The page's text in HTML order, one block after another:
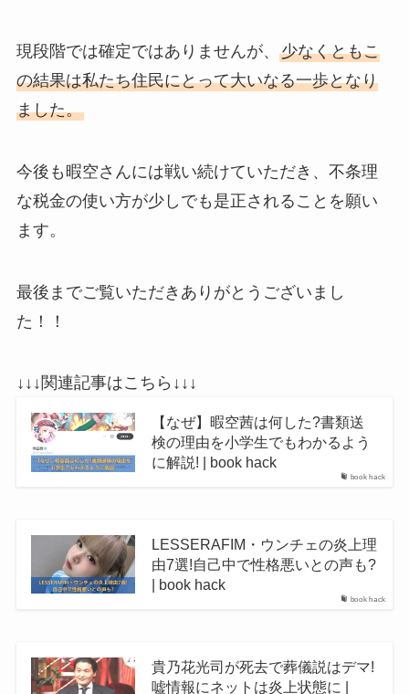
現段階では確定ではありませんが、 少なくともこ
の結果は私たち住民にとって大いなる一歩となり
ました。
今後も暇空さんには戦い続けていただき、不条理
な税金の使い方が少しでも是正されることを願い
ます。
最後までご覧いただきありがとうございまし
た！！
↓↓↓関連記事はこちら↓↓↓
book hack
【なぜ】暇空茜は何した?書類送
検の理由を小学生でもわかるよう
に解説! | book hack
book hack
LESSERAFIM・ウンチェの炎上理
由7選!自己中で性格悪いとの声も?
| book hack
貴乃花光司が死去で葬儀説はデマ!
嘘情報にネットは炎上状態に |